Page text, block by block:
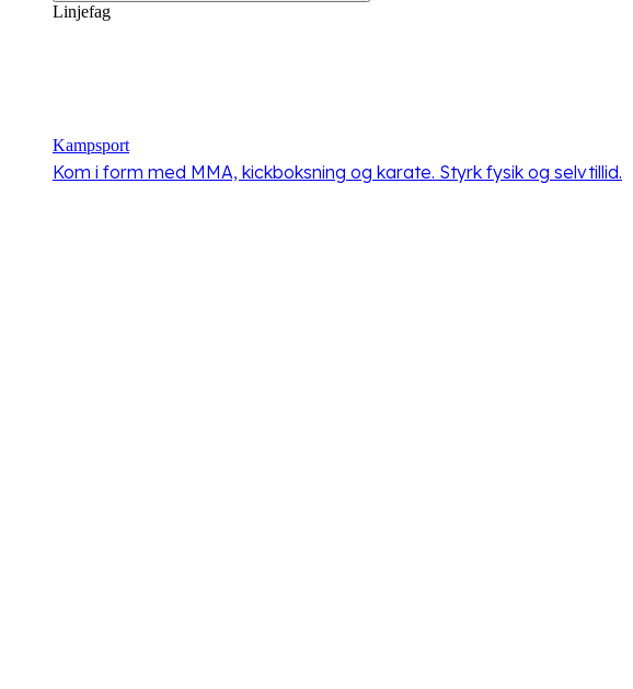
Linjefag
Kampsport
Kom i form med MMA, kickboksning og karate. Styrk fysik og selvtillid.